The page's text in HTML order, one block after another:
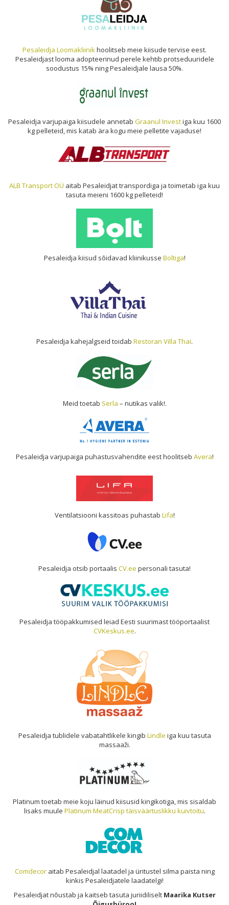
Pesaleidja Loomakliinikhoolitseb meie kiisude tervise eest.
Pesaleidjast looma adopteerinud perele kehtib protseduuridele
soodustus 15% ning Pesaleidjale lausa 50%.
Pesaleidja varjupaiga kiisudele annetab Graanul Investiga kuu 1600
kg pelleteid, mis katab ära kogu meie pelletite vajaduse!
ALB Transport OÜ aitab Pesaleidjat transpordiga ja toimetab iga kuu
tasuta meieni 1600 kg pelleteid!
Pesaleidja kiisud sõidavad kliinikusse Boltiga!
Pesaleidja kahejalgseid toidab Restoran Villa Thai.
Meid toetab Serla – nutikas valik!.
Pesaleidja varjupaiga puhastusvahendite eest hoolitseb Avera!
Ventilatsiooni kassitoas puhastab Lifa!
Pesaleidja otsib portaalis CV.ee personali tasuta!
Pesaleidja tööpakkumised leiad Eesti suurimast tööportaalist
CVKeskus.ee.
Pesaleidja tublidele vabatahtlikele kingib Lindle iga kuu tasuta
massaaži.
Platinum toetab meie koju läinud kiisusid kingikotiga, mis sisaldab
lisaks muule Platinum MeatCrisp täisväärtuslikku kuivtoitu.
Comdecoraitab Pesaleidjal laatadel ja üritustel silma paista ning
kinkis Pesaleidjatele laadatelgi!
Pesaleidjat nõustab ja kaitseb tasuta juriidiliselt Maarika Kutser